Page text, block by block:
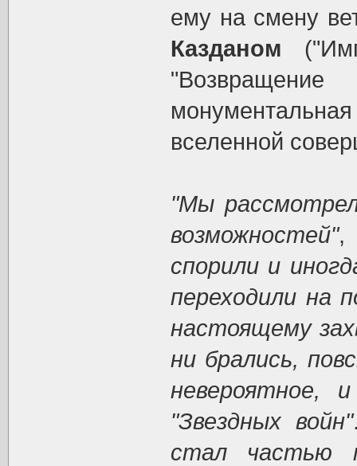
ему на смену
Казданом
вселенной
"Мы
возможностей",
спорили и
переходили на
настоящему
ни брались,
"Звездных войн"
стал частью